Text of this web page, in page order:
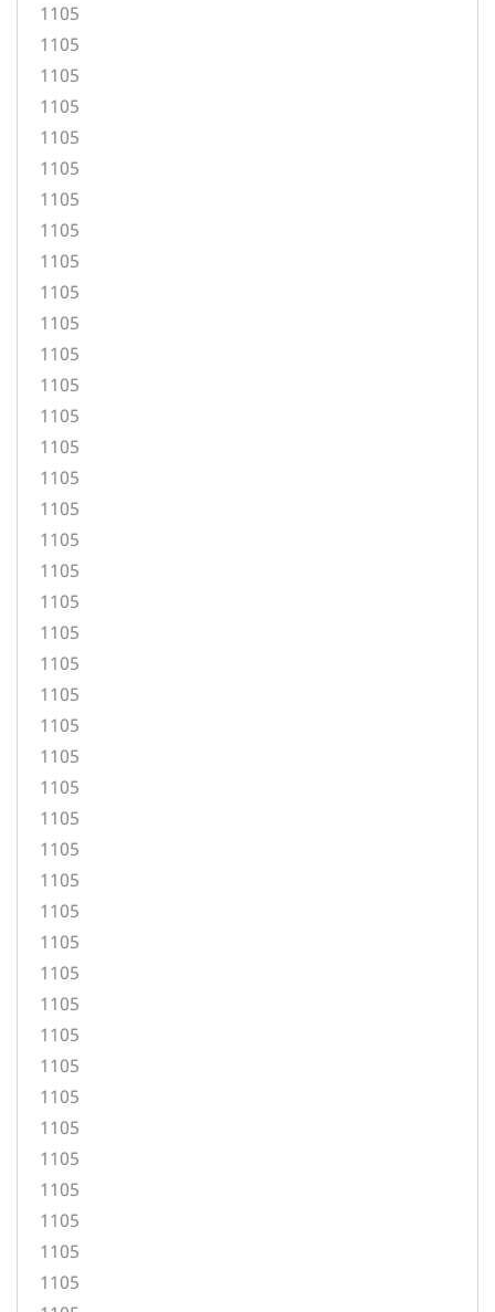
1105
1105
1105
1105
1105
1105
1105
1105
1105
1105
1105
1105
1105
1105
1105
1105
1105
1105
1105
1105
1105
1105
1105
1105
1105
1105
1105
1105
1105
1105
1105
1105
1105
1105
1105
1105
1105
1105
1105
1105
1105
1105